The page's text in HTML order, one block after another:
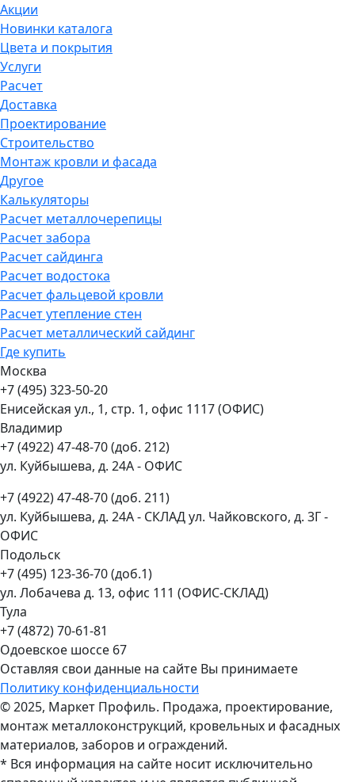
Акции
Новинки каталога
Цвета и покрытия
Услуги
Расчет
Доставка
Проектирование
Строительство
Монтаж кровли и фасада
Другое
Калькуляторы
Расчет металлочерепицы
Расчет забора
Расчет сайдинга
Расчет водостока
Расчет фальцевой кровли
Расчет утепление стен
Расчет металлический сайдинг
Где купить
Москва
+7 (495) 323-50-20
Енисейская ул., 1, стр. 1, офис 1117 (ОФИС)
Владимир
+7 (4922) 47-48-70 (доб. 212)
ул. Куйбышева, д. 24А - ОФИС
+7 (4922) 47-48-70 (доб. 211)
ул. Куйбышева, д. 24А - СКЛАД ул. Чайковского, д. 3Г -
ОФИС
Подольск
+7 (495) 123-36-70 (доб.1)
ул. Лобачева д. 13, офис 111 (ОФИС-СКЛАД)
Тула
+7 (4872) 70-61-81
Одоевское шоссе 67
Оставляя свои данные на сайте Вы принимаете
Политику конфиденциальности
© 2025, Маркет Профиль. Продажа, проектирование,
монтаж металлоконструкций, кровельных и фасадных
материалов, заборов и ограждений.
* Вся информация на сайте носит исключительно